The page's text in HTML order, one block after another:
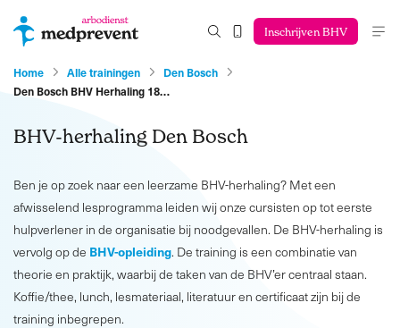
Inschrijven BHV
Home Alle trainingen
Den Bosch
Den Bosch BHV Herhaling 18…
BHV-herhaling Den Bosch
Ben je op zoek naar een leerzame BHV-herhaling? Met een
afwisselend lesprogramma leiden wij onze cursisten op tot eerste
hulpverlener in de organisatie bij noodgevallen. De BHV-herhaling is
vervolg op de BHV-opleiding. De training is een combinatie van
theorie en praktijk, waarbij de taken van de BHV’er centraal staan.
Koffie/thee, lunch, lesmateriaal, literatuur en certificaat zijn bij de
training inbegrepen.